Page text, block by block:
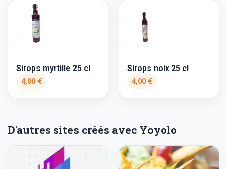
Sirops myrtille 25 cl
4,00 €
Sirops noix 25 cl
4,00 €
D'autres sites créés avec Yoyolo